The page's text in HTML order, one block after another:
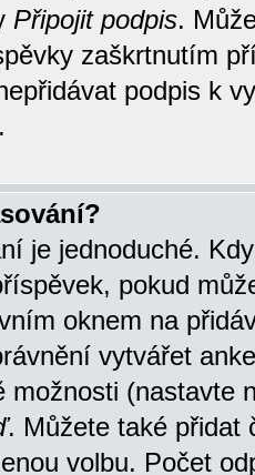
Připojit podpis.
zaškrtnutím
podpis k
je jednoduché.
pokud
oknem na
vytvářet
možnosti (nastavte
. Můžete také přidat
volbu. Počet